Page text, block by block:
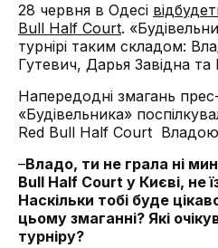
28 червня в Одесі
Bull Half Court.
турнірі таким складом:
Гутевич, Дарья Завідна та
Напередодні змагань
«Будівельника»
Red Bull Half Court
–Владо, ти не грала ні
Bull Half Court у Києві, не
Наскільки тобі буде
цьому змаганні? Які
турніру?